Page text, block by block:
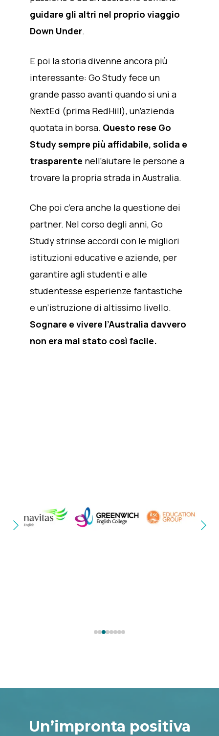
guidare gli altri nel proprio viaggio
Down Under.
E poi la storia divenne ancora più
interessante: Go Study fece un
grande passo avanti quando si unì a
NextEd (prima RedHill), un’azienda
quotata in borsa. Questo rese Go
Study sempre più affidabile, solida e
trasparente nell’aiutare le persone a
trovare la propria strada in Australia.
Che poi c’era anche la questione dei
partner. Nel corso degli anni, Go
Study strinse accordi con le migliori
istituzioni educative e aziende, per
garantire agli studenti e alle
studentesse esperienze fantastiche
e un’istruzione di altissimo livello.
Sognare e vivere l’Australia davvero
non era mai stato così facile.
Un’impronta positiva